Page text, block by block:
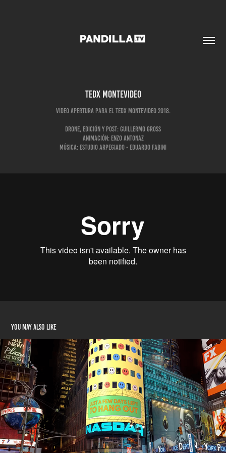
TEDX Montevideo
Video apertura para el TEDx Montevideo 2018.
Drone, edición y post: Guillermo Gross
Animación: Enzo Antonaz
Música: Estudio Arpegiado - Eduardo Fabini
You may also like
PTM Nasdaq
2023